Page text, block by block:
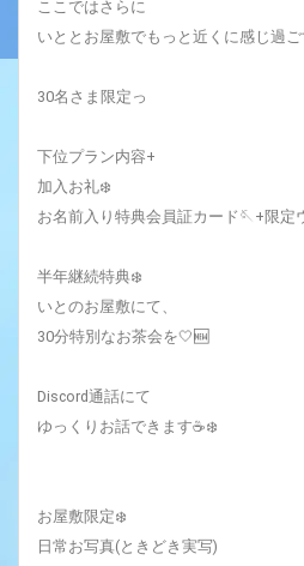
ここではさらに
いととお屋敷でもっと近くに感じ過
30名さま限定っ
下位プラン内容+
加入お礼❄️‎
お名前入り特典会員証カード🪡+限
半年継続特典❄️
いとのお屋敷にて、
30分特別なお茶会を🤍🆕
Discord通話にて
ゆっくりお話できます☕❄️
お屋敷限定❄️‎
日常お写真(ときどき実写)